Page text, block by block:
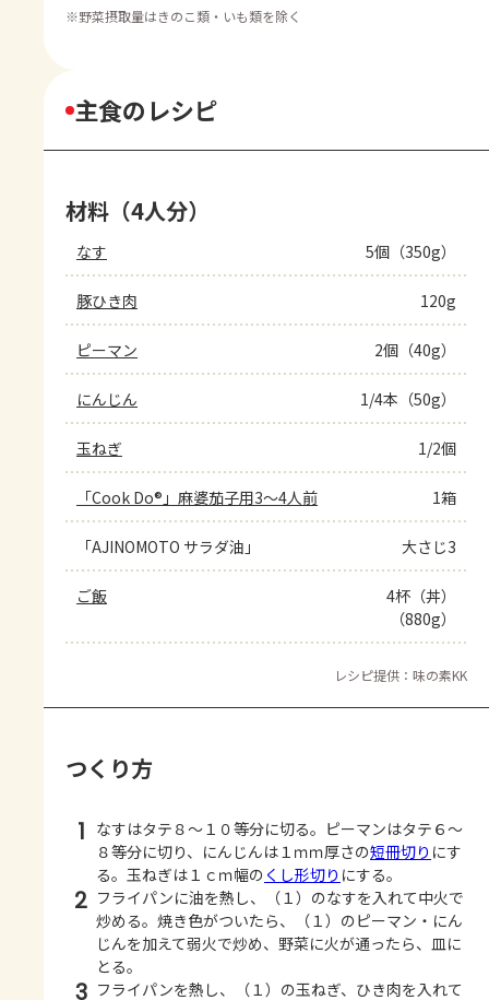
※野菜摂取量はきのこ類・いも類を除く
主食のレシピ
材料（4人分）
なす 5個（350g）
豚ひき肉 120g
ピーマン 2個（40g）
にんじん 1/4本（50g）
玉ねぎ 1/2個
「Cook Do®」麻婆茄子用3～4人前 1箱
「AJINOMOTO サラダ油」 大さじ3
ご飯
4杯（丼）
（880g）
レシピ提供：味の素KK
つくり方
1 なすはタテ８～１０等分に切る。ピーマンはタテ６～
８等分に切り、にんじんは１ｍｍ厚さの短冊切り にす
る。玉ねぎは１ｃｍ幅の くし形切り にする。
2 フライパンに油を熱し、（１）のなすを入れて中火で
炒める。焼き色がついたら、（１）のピーマン・にん
じんを加えて弱火で炒め、野菜に火が通ったら、皿に
とる。
3 フライパンを熱し、（１）の玉ねぎ、ひき肉を入れて